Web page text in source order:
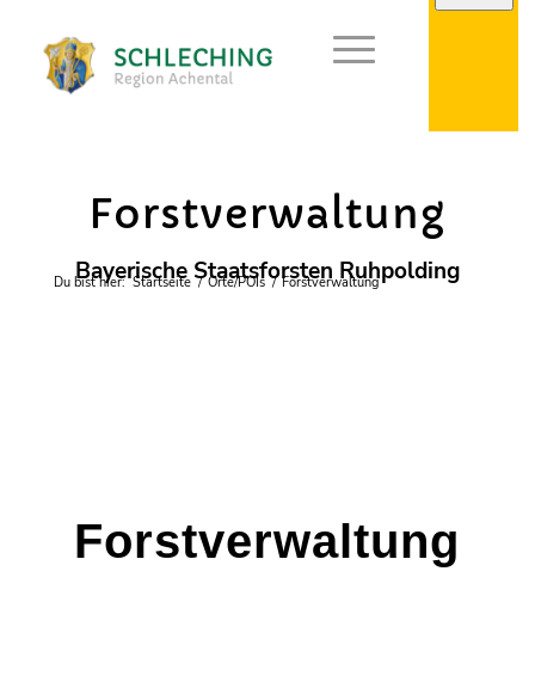
Du bist hier: Startseite / Orte/POIs / Forstverwaltung
Forstverwaltung
Bayerische Staatsforsten Ruhpolding
Forstverwaltung